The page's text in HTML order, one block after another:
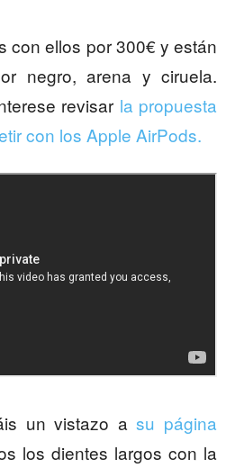
con ellos por 300€ y están
negro, arena y ciruela.
revisar la propuesta
con los Apple AirPods.
un vistazo a su página
los dientes largos con la